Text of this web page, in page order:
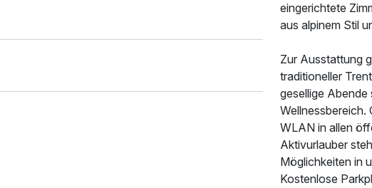
eingerichtete
aus alpinem Stil
Zur Ausstattung
traditioneller
gesellige Abende
Wellnessbereich.
WLAN in allen
Aktivurlauber
Möglichkeiten in
Kostenlose